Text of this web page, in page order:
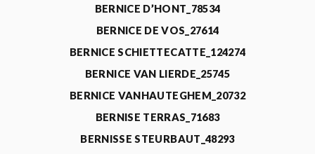
BERNICE D’HONT_78534
BERNICE DE VOS_27614
BERNICE SCHIETTECATTE_124274
BERNICE VAN LIERDE_25745
BERNICE VANHAUTEGHEM_20732
BERNISE TERRAS_71683
BERNISSE STEURBAUT_48293